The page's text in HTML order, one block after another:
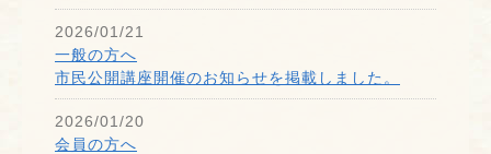
2026/01/21
一般の方へ
市民公開講座開催のお知らせを掲載しました。
2026/01/20
会員の方へ